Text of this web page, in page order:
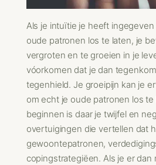
Als je intuïtie je heeft
oude patronen los te laten, je
vergroten en te groeien in je
vóorkomen dat je dan
tegenhield. Je groeipijn kan je
om echt je oude patronen los te
beginnen is daar je twijfel en
overtuigingen die vertellen dat
gewoontepatronen,
copingstrategiëen. Als je er